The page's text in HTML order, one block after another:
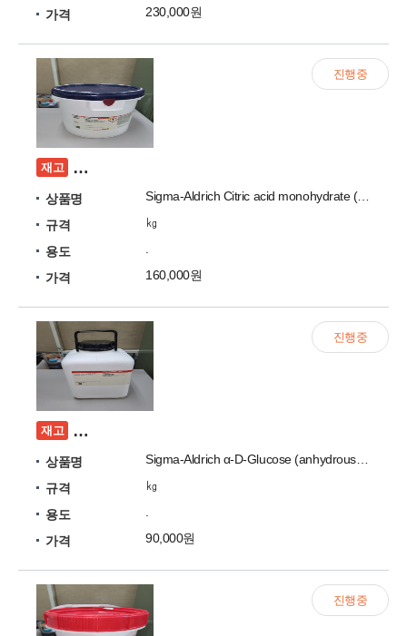
가격 230,000원
재고 [미개봉] Sigma-Aldrich Citric acid
상품명
Sigma-Aldrich Citric acid monohydrate (reagent grade, ≥98% (GC/titration), powder)
규격
㎏
용도
가격
160,000원
진행중
재고 [미개봉] Sigma-Aldrich α-D-Glucose
상품명
Sigma-Aldrich α-D-Glucose (anhydrous, 96%)
규격
㎏
용도
가격
90,000원
진행중
진행중